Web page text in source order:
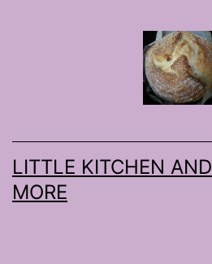
LITTLE KITCHEN AND
MORE